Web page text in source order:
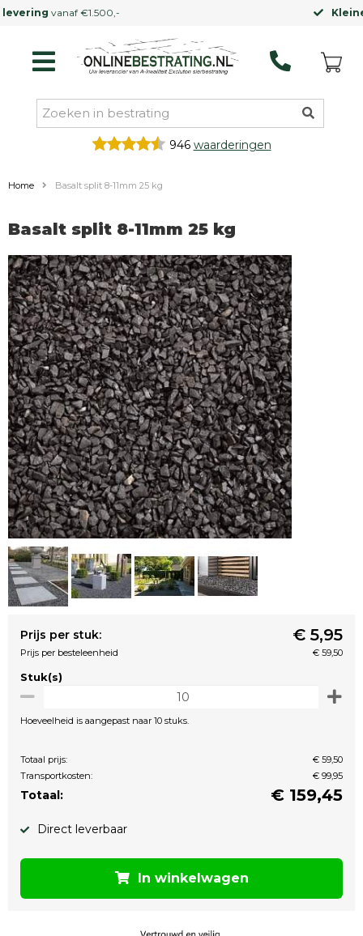
Kleinere vrachtwagen
946 waarderingen
Home Basalt split 8-11mm 25 kg
Basalt split 8-11mm 25 kg
Prijs per stuk: € 5,95
Prijs per besteleenheid € 59,50
Stuk(s)
Hoeveelheid is aangepast naar 10 stuks.
Totaal prijs:
€ 59,50
Transportkosten:
€ 99,95
Totaal: € 159,45
Direct leverbaar
In winkelwagen